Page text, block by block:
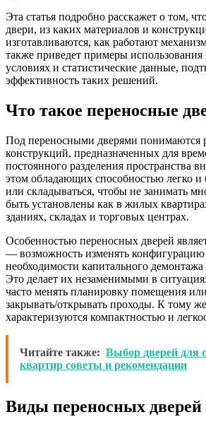
Эта статья подробно расскажет о том,
двери, из каких материалов и
изготавливаются, как работают
также приведет примеры
условиях и статистические данные,
эффективность таких решений.
Что такое переносные
Под переносными дверями понимаются
конструкций, предназначенных для
постоянного разделения пространства
этом обладающих способностью легко и
или складываться, чтобы не занимать
быть установлены как в жилых
зданиях, складах и торговых центрах.
Особенностью переносных дверей
— возможность изменять конфигурацию
необходимости капитального демонтажа
Это делает их незаменимыми в
часто менять планировку помещения
закрывать/открывать проходы. К тому
характеризуются компактностью и
Читайте также: Выбор дверей для
квартир советы и рекомендации
Виды переносных дверей